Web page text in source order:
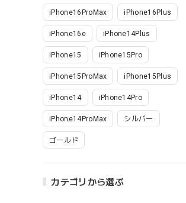
iPhone16ProMax iPhone16Plus
iPhone16e iPhone14Plus
iPhone15 iPhone15Pro
iPhone15ProMax iPhone15Plus
iPhone14 iPhone14Pro
iPhone14ProMax シルバー
ゴールド
カテゴリから選ぶ